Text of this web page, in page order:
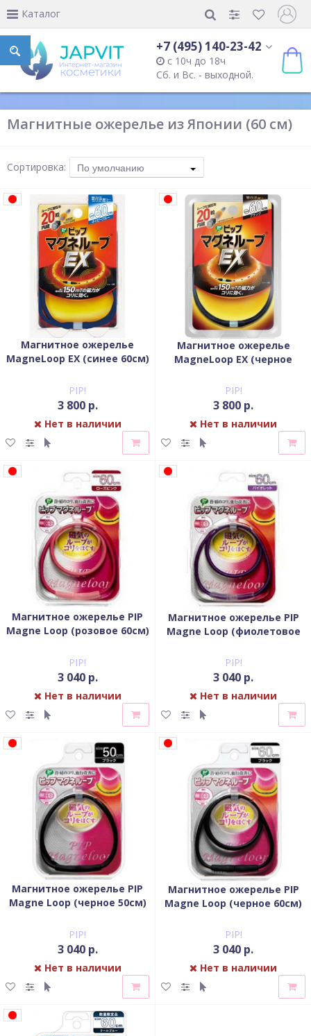
Каталог
+7 (495) 140-23-42
с 10ч до 18ч
Сб. и Вс. - выходной.
Магнитные ожерелье из Японии (60 см)
Сортировка: По умолчанию
Магнитное ожерелье
MagneLoop EX (синее 60см)
PIP!
3 800 р.
Нет в наличии
Магнитное ожерелье
MagneLoop EX (черное
PIP!
3 800 р.
Нет в наличии
Магнитное ожерелье PIP
Magne Loop (розовое 60см)
PIP!
3 040 р.
Нет в наличии
Магнитное ожерелье PIP
Magne Loop (фиолетовое
PIP!
3 040 р.
Нет в наличии
Магнитное ожерелье PIP
Magne Loop (черное 50см)
PIP!
3 040 р.
Нет в наличии
Магнитное ожерелье PIP
Magne Loop (черное 60см)
PIP!
3 040 р.
Нет в наличии